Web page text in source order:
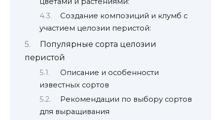
Создание композиций и клумб с
участием целозии перистой:
Популярные сорта целозии
перистой
Описание и особенности
известных сортов
Рекомендации по выбору сортов
для выращивания